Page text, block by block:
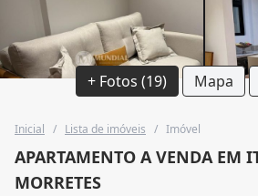
+ Fotos (19) Mapa
Inicial / Lista de imóveis / Imóvel
APARTAMENTO A VENDA EM
MORRETES